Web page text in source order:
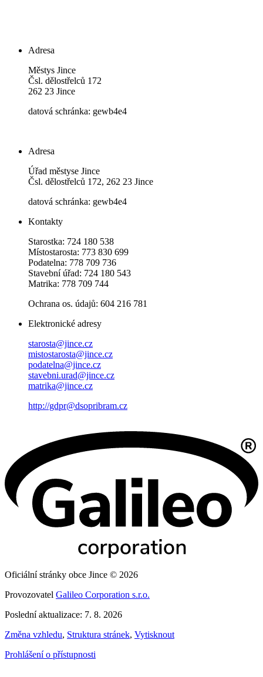
Adresa
Městys Jince
Čsl. dělostřelců 172
262 23 Jince
datová schránka: gewb4e4
Adresa
Úřad městyse Jince
Čsl. dělostřelců 172, 262 23 Jince
datová schránka: gewb4e4
Kontakty
Starostka: 724 180 538
Místostarosta: 773 830 699
Podatelna: 778 709 736
Stavební úřad: 724 180 543
Matrika: 778 709 744
Ochrana os. údajů: 604 216 781
Elektronické adresy
starosta@jince.cz
mistostarosta@jince.cz
podatelna@jince.cz
stavebni.urad@jince.cz
matrika@jince.cz
http://gdpr@dsopribram.cz
Oficiální stránky obce Jince © 2026
Provozovatel Galileo Corporation s.r.o.
Poslední aktualizace: 7. 8. 2026
Změna vzhledu, Struktura stránek, Vytisknout
Prohlášení o přístupnosti